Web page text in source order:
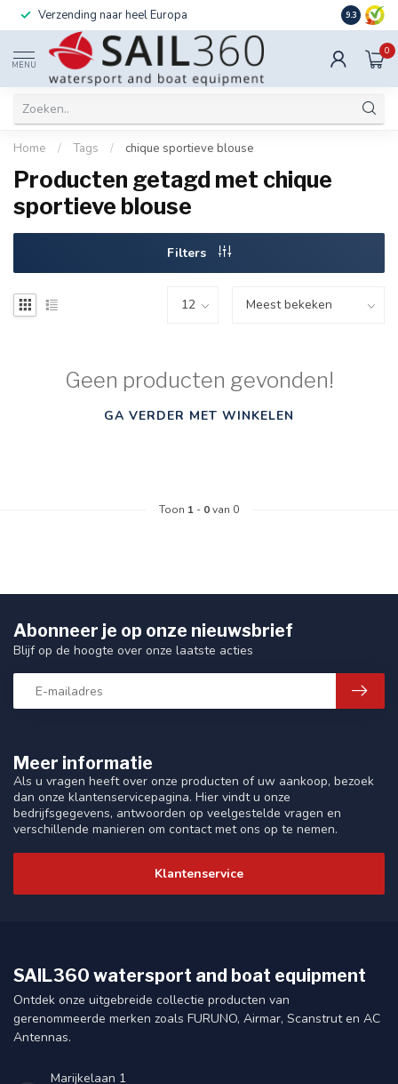
Verzending naar heel Europa Ook
9.3
MENU
0
Home / Tags / chique sportieve blouse
Producten getagd met chique
sportieve blouse
Filters
Geen producten gevonden!
GA VERDER MET WINKELEN
Toon 1 - 0van 0
Meer informatie
Als u vragen heeft over onze producten of uw aankoop, bezoek
dan onze klantenservicepagina. Hier vindt u onze
bedrijfsgegevens, antwoorden op veelgestelde vragen en
verschillende manieren om contact met ons op te nemen.
Klantenservice
Abonneer je op onze nieuwsbrief
Blijf op de hoogte over onze laatste acties
SAIL360 watersport and boat equipment
Ontdek onze uitgebreide collectie producten van
gerenommeerde merken zoals FURUNO, Airmar, Scanstrut en AC
Antennas.
Marijkelaan 1